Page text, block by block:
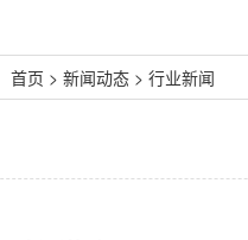
首页 > 新闻动态 > 行业新闻